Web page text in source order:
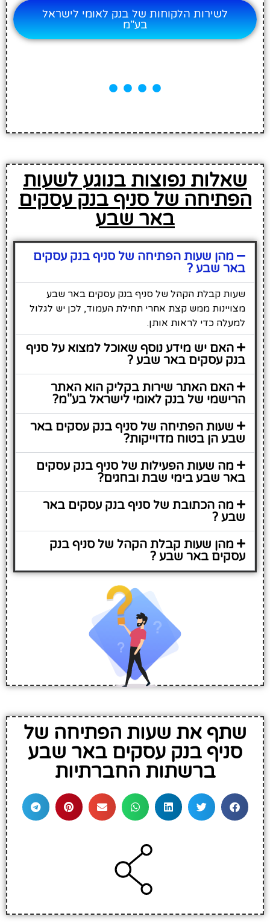
לשירות הלקוחות של בנק לאומי לישראל
בע"מ
שאלות נפוצות בנוגע לשעות
הפתיחה של סניף בנק עסקים
באר שבע
מהן שעות הפתיחה של סניף בנק עסקים
באר שבע ?
שעות קבלת הקהל של סניף בנק עסקים באר שבע
מצויינות ממש קצת אחרי תחילת העמוד, לכן יש לגלול
למעלה כדי לראות אותן.
האם יש מידע נוסף שאוכל למצוא על סניף
בנק עסקים באר שבע ?
האם האתר שירות בקליק הוא האתר
הרישמי של בנק לאומי לישראל בע"מ?
שעות הפתיחה של סניף בנק עסקים באר
שבע הן בטוח מדוייקות?
מה שעות הפעילות של סניף בנק עסקים
באר שבע בימי שבת ובחגים?
מה הכתובת של סניף בנק עסקים באר
שבע ?
מהן שעות קבלת הקהל של סניף בנק
עסקים באר שבע ?
שתף את שעות הפתיחה של
סניף בנק עסקים באר שבע
ברשתות החברתיות